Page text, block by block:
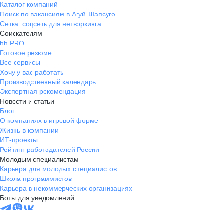
Каталог компаний
Поиск по вакансиям в Агуй-Шапсуге
Сетка: соцсеть для нетворкинга
Соискателям
hh PRO
Готовое резюме
Все сервисы
Хочу у вас работать
Производственный календарь
Экспертная рекомендация
Новости и статьи
Блог
О компаниях в игровой форме
Жизнь в компании
ИТ-проекты
Рейтинг работодателей России
Молодым специалистам
Карьера для молодых специалистов
Школа программистов
Карьера в некоммерческих организациях
Боты для уведомлений